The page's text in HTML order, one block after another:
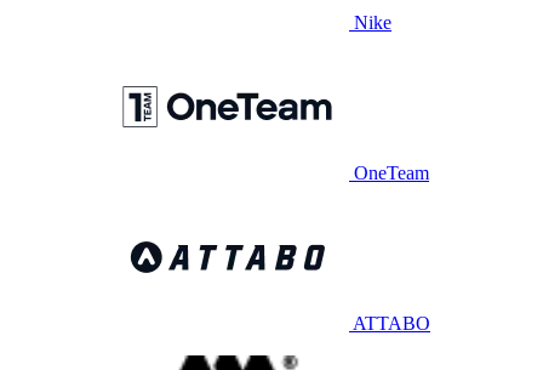
Nike
OneTeam
ATTABO